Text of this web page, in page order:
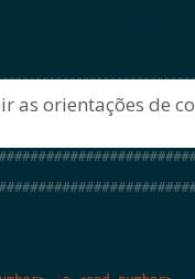
as orientações de